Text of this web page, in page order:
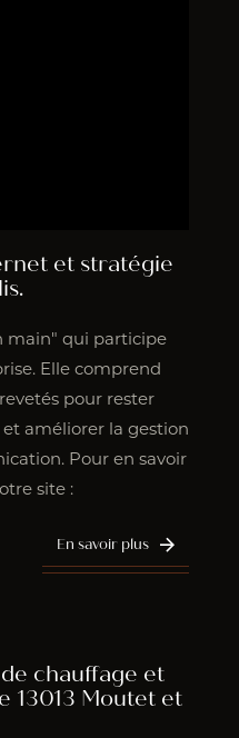
et stratégie
main" qui participe
Elle comprend
pour rester
améliorer la gestion
Pour en savoir
site :
En savoir plus
chauffage et
13013 Moutet et